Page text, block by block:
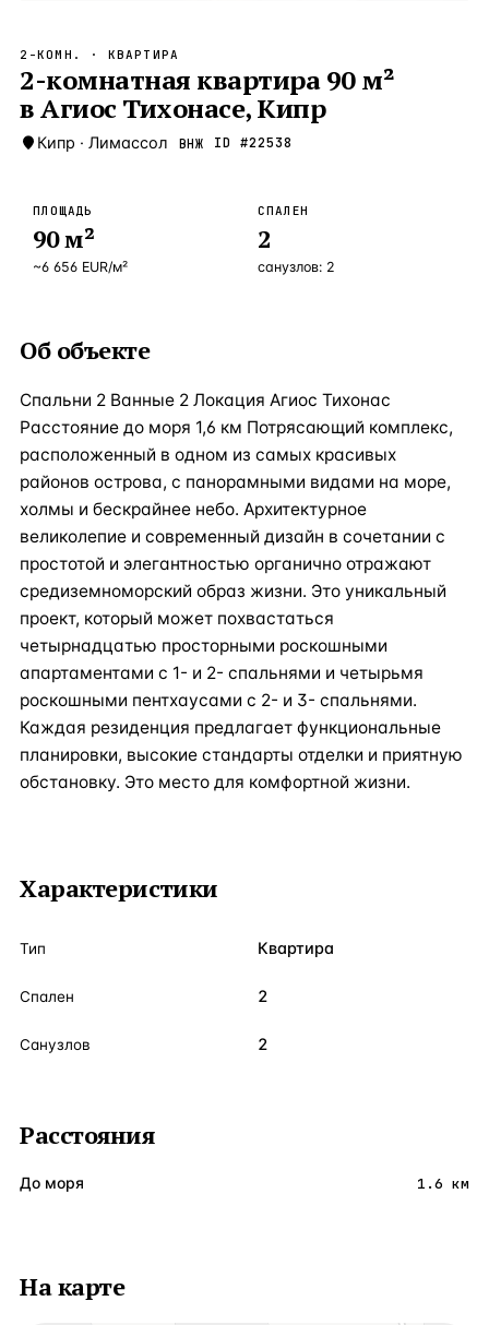
Новороссийск —Локация Россия · 2
Стамбул —Локация
Анталия
ЧАСТО ИЩУТ
Турция
2-КОМН. · КВАРТИРА
2-комнатная квартира 90 м²
в Агиос Тихонасе, Кипр
Кипр · Лимассол ВНЖ ID #22538
ПЛОЩАДЬ
90м²
~6 656 EUR/м²
СПАЛЕН
2
санузлов: 2
Об объекте
Спальни 2 Ванные 2 Локация Агиос Тихонас
Расстояние до моря 1,6 км Потрясающий комплекс,
расположенный в одном из самых красивых
районов острова, с панорамными видами на море,
холмы и бескрайнее небо. Архитектурное
великолепие и современный дизайн в сочетании с
простотой и элегантностью органично отражают
средиземноморский образ жизни. Это уникальный
проект, который может похвастаться
четырнадцатью просторными роскошными
апартаментами с 1- и 2- спальнями и четырьмя
роскошными пентхаусами с 2- и 3- спальнями.
Каждая резиденция предлагает функциональные
планировки, высокие стандарты отделки и приятную
обстановку. Это место для комфортной жизни.
Характеристики
Тип Квартира
Спален 2
Санузлов 2
Расстояния
До моря 1.6 км
На карте